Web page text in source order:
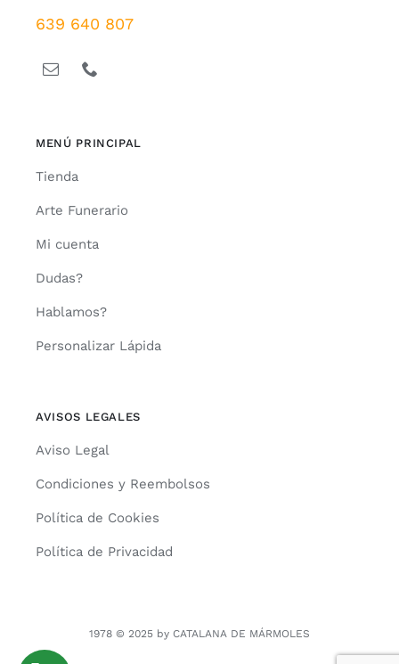
639 640 807
MENÚ PRINCIPAL
Tienda
Arte Funerario
Mi cuenta
Dudas?
Hablamos?
Personalizar Lápida
AVISOS LEGALES
Aviso Legal
Condiciones y Reembolsos
Política de Cookies
Política de Privacidad
1978 © 2025 by CATALANA DE MÁRMOLES